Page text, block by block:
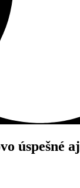
úspešné aj